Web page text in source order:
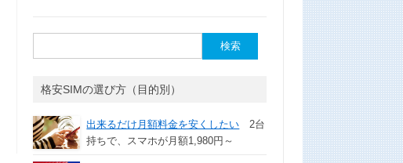
索:
格安SIMの選び方（目的別）
出来るだけ月額料金を安くしたい 2台
持ちで、スマホが月額1,980円～